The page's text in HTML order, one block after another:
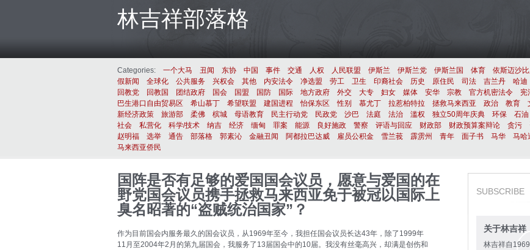
林吉祥部落格
Categories: 一个大马 丑闻 东协 中国 事件 交通 人权 人民联盟 伊斯兰 伊斯兰党 伊斯兰国 体育 依斯迈沙
假新闻
全球化 公共服务 兴权会 其他 内安法令 净选盟 劳工 卫生 印裔社会 历史 原住民 司法 吉兰丹 哈迪
回教党
回教国 团结政府 国会 国盟 国防 国际 地方政府 外交 大专 妇女 媒体 安华 宗教 官方机密法令 宪
巴生港口自由贸易区
希山慕丁 希望联盟 建国进程 怡保东区 性别 慕尤丁 拉惹柏特拉 拯救马来西亚 政治 教育
新经济政策
旅游部 柔佛 槟城 母语教育 民主行动党 民政党 沙巴 法庭 法治 滥权 独立50周年庆典 环保 石油
社会
私营化 科学/技术 纳吉 经济 缅甸 罪案 能源 良好施政 警察 评语与回应 财政部 财政预算案辩论 贪污
赵明福
选举 通告 部落格 郭素沁 金融丑闻 阿都拉巴达威 雇员公积金 雪兰莪 霹雳州 青年 面子书 马华
马哈
马来西亚侨民
国阵是否有足够的爱国国会议员，愿意与爱国的在
野党国会议员携手拯救马来西亚免于被冠以国际上
臭名昭著的“盗贼统治国家”？
作为目前国会内服务最久的国会议员，从1969年至今，我担任国会议员长达43年，除了1999年
11月至2004年2月的第九届国会，我服务了13届国会中的10届。我没有丝毫高兴，却满是创伤和
SUBSCRIBE
关于林吉祥
林吉祥自